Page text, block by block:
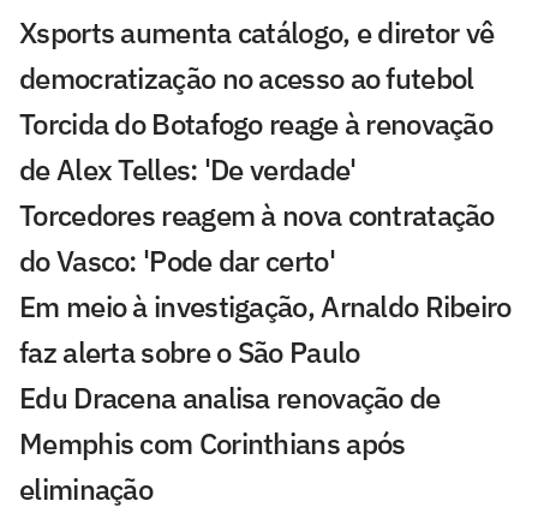
Xsports aumenta catálogo, e diretor vê
democratização no acesso ao futebol
Torcida do Botafogo reage à renovação
de Alex Telles: 'De verdade'
Torcedores reagem à nova contratação
do Vasco: 'Pode dar certo'
Em meio à investigação, Arnaldo Ribeiro
faz alerta sobre o São Paulo
Edu Dracena analisa renovação de
Memphis com Corinthians após
eliminação